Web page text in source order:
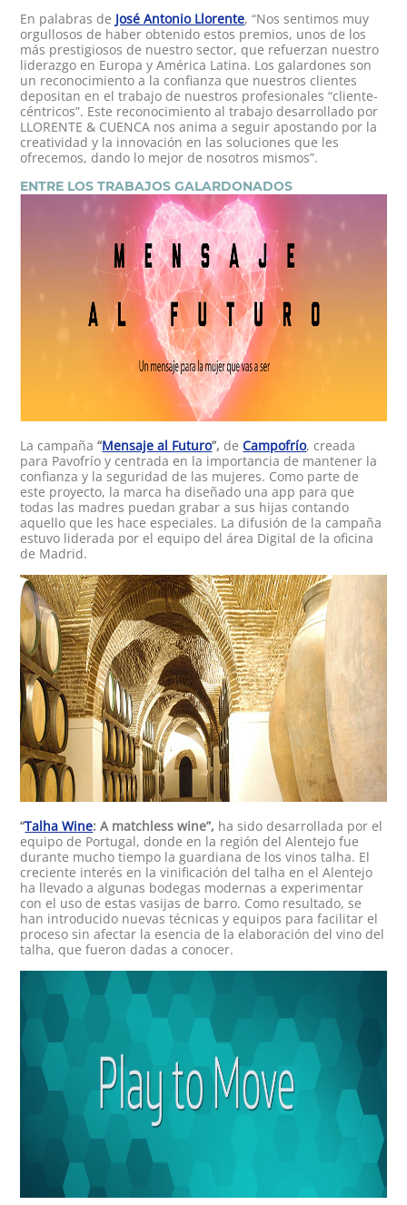
En palabras de José Antonio Llorente, “Nos sentimos muy
orgullosos de haber obtenido estos premios, unos de los
más prestigiosos de nuestro sector, que refuerzan nuestro
liderazgo en Europa y América Latina. Los galardones son
un reconocimiento a la confianza que nuestros clientes
depositan en el trabajo de nuestros profesionales “cliente-
céntricos”. Este reconocimiento al trabajo desarrollado por
LLORENTE & CUENCA nos anima a seguir apostando por la
creatividad y la innovación en las soluciones que les
ofrecemos, dando lo mejor de nosotros mismos”.
ENTRE LOS TRABAJOS GALARDONADOS
La campaña“Mensaje al Futuro”, deCampofrío, creada
para Pavofrío y centrada en la importancia de mantener la
confianza y la seguridad de las mujeres. Como parte de
este proyecto, la marca ha diseñado una app para que
todas las madres puedan grabar a sus hijas contando
aquello que les hace especiales. La difusión de la campaña
estuvo liderada por el equipo del área Digital de la oficina
de Madrid.
“Talha Wine: A matchless wine”, ha sido desarrollada por el
equipo de Portugal, donde en la región del Alentejo fue
durante mucho tiempo la guardiana de los vinos talha. El
creciente interés en la vinificación del talha en el Alentejo
ha llevado a algunas bodegas modernas a experimentar
con el uso de estas vasijas de barro. Como resultado, se
han introducido nuevas técnicas y equipos para facilitar el
proceso sin afectar la esencia de la elaboración del vino del
talha, que fueron dadas a conocer.